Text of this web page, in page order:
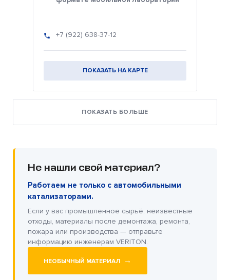
+7 (922) 638-37-12
ПОКАЗАТЬ НА КАРТЕ
ПОКАЗАТЬ БОЛЬШЕ
Не нашли свой материал?
Работаем не только с автомобильными
катализаторами.
Если у вас промышленное сырьё, неизвестные
отходы, материалы после демонтажа, ремонта,
пожара или производства — отправьте
информацию инженерам VERITON.
НЕОБЫЧНЫЙ МАТЕРИАЛ →